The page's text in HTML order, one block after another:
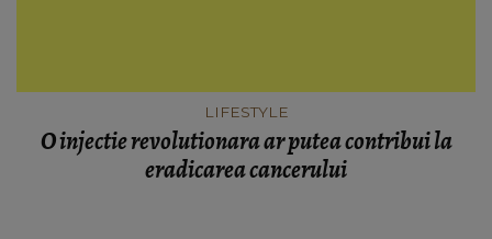
LIFESTYLE
O injectie revolutionara ar putea contribui la
eradicarea cancerului